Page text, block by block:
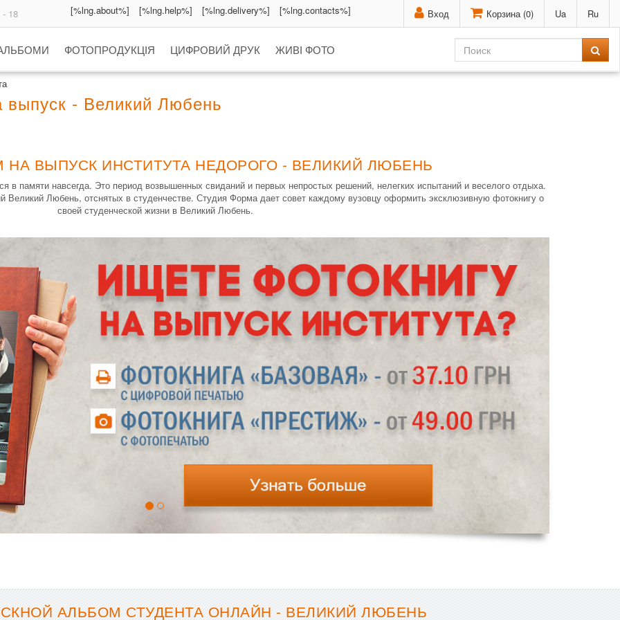
Вход Корзина (0) Ua Ru
18 [%lng.about%] [%lng.help%] [%lng.delivery%] [%lng.contacts%]
ФОТОПРОДУКЦІЯ ЦИФРОВИЙ ДРУК ЖИВІ ФОТО
выпуск - Великий Любень
НА ВЫПУСК ИНСТИТУТА НЕДОРОГО - ВЕЛИКИЙ ЛЮБЕНЬ
в памяти навсегда. Это период возвышенных свиданий и первых непростых решений, нелегких испытаний и веселого отдыха.
Великий Любень, отснятых в студенчестве. Студия Форма дает совет каждому вузовцу оформить эксклюзивную фотокнигу о
своей студенческой жизни в Великий Любень.
АЛЬБОМ СТУДЕНТА ОНЛАЙН - ВЕЛИКИЙ ЛЮБЕНЬ